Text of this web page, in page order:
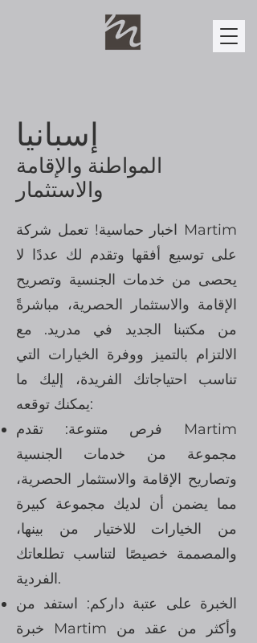
المواطنة والإقامة
والاستثمار
اخبار حماسية! تعمل شركة Martim
على توسيع أفقها وتقدم لك عددًا لا
يحصى من خدمات الجنسية وتصريح
الإقامة والاستثمار الحصرية، مباشرةً
من مكتبنا الجديد في مدريد. مع
الالتزام بالتميز ووفرة الخيارات التي
تناسب احتياجاتك الفريدة، إليك ما
يمكنك توقعه:
فرص متنوعة: تقدم Martim
مجموعة من خدمات الجنسية
وتصاريح الإقامة والاستثمار الحصرية،
مما يضمن أن لديك مجموعة كبيرة
من الخيارات للاختيار من بينها،
والمصممة خصيصًا لتناسب تطلعاتك
الفردية.
الخبرة على عتبة داركم: استفد من
خبرة Martim وأكثر من عقد من